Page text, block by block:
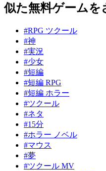
似た無料ゲームを
#RPG ツクール
#神
#実況
#少女
#短編
#短編 RPG
#短編 ホラー
#ツクール
#ネタ
#15分
#ホラー ノベル
#マウス
#夢
#ツクール MV